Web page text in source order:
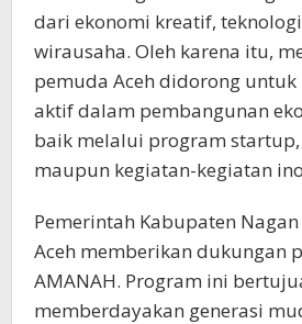
dari ekonomi kreatif,
wirausaha. Oleh karena itu,
pemuda Aceh didorong
aktif dalam pembangunan
baik melalui program
maupun kegiatan-kegiatan
Pemerintah Kabupaten
Aceh memberikan dukungan
AMANAH. Program ini
memberdayakan generasi